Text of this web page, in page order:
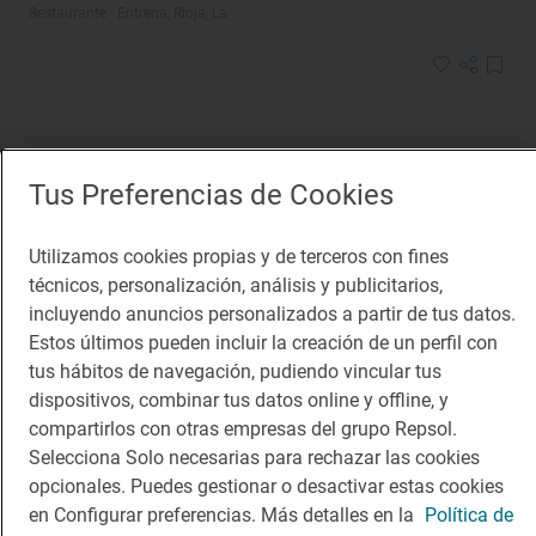
Restaurante Guía Repsol
Ajonegro
Tus Preferencias de Cookies
Utilizamos cookies propias y de terceros con fines
técnicos, personalización, análisis y publicitarios,
incluyendo anuncios personalizados a partir de tus datos.
Estos últimos pueden incluir la creación de un perfil con
tus hábitos de navegación, pudiendo vincular tus
dispositivos, combinar tus datos online y offline, y
compartirlos con otras empresas del grupo Repsol.
Selecciona Solo necesarias para rechazar las cookies
opcionales. Puedes gestionar o desactivar estas cookies
en Configurar preferencias. Más detalles en la Política de